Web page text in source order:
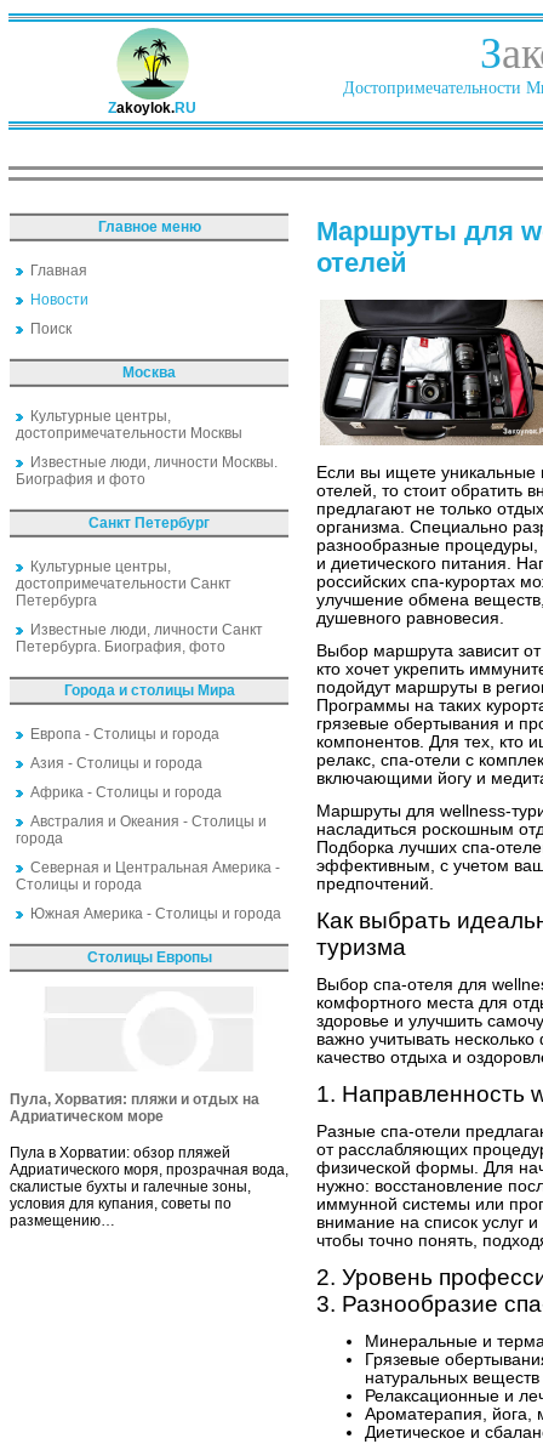
Zakoylok.RU
З
Достопримечательности
Главное меню
Главная
Новости
Поиск
Москва
Культурные центры,
достопримечательности Москвы
Известные люди, личности Москвы.
Биография и фото
Санкт Петербург
Культурные центры,
достопримечательности Санкт
Петербурга
Известные люди, личности Санкт
Петербурга. Биография, фото
Города и столицы Мира
Европа - Столицы и города
Азия - Столицы и города
Африка - Столицы и города
Австралия и Океания - Столицы и
города
Северная и Центральная Америка -
Столицы и города
Южная Америка - Столицы и города
Столицы Европы
Пула, Хорватия: пляжи и отдых на
Адриатическом море
Пула в Хорватии: обзор пляжей
Адриатического моря, прозрачная вода,
скалистые бухты и галечные зоны,
условия для купания, советы по
размещению…
Маршруты для
отелей
Если вы ищете
отелей, то стоит обратить
предлагают не только
организма. Специально
разнообразные
и диетического питания.
российских спа-курортах
улучшение обмена
душевного равновесия.
Выбор маршрута зависит
кто хочет укрепить
подойдут маршруты в
Программы на таких
грязевые обертывания и
компонентов. Для тех, кто
релакс, спа-отели с
включающими йогу и
Маршруты для wellness-
насладиться роскошным
Подборка лучших спа-
эффективным, с учетом
предпочтений.
Как выбрать
туризма
Выбор спа-отеля для
комфортного места для
здоровье и улучшить
важно учитывать
качество отдыха и
1. Направленность
Разные спа-отели
от расслабляющих
физической формы. Для
нужно: восстановление
иммунной системы или
внимание на список услуг
чтобы точно понять,
2. Уровень
3. Разнообразие
Минеральные и
Грязевые
натуральных веществ
Релаксационные и
Ароматерапия, йога,
Диетическое и